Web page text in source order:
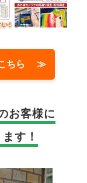
こちら ≫
お客様に
す！